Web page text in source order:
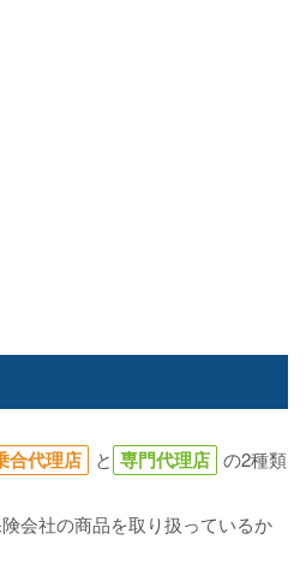
合代理店 と 専門代理店 の2種類
会社の商品を取り扱っているか